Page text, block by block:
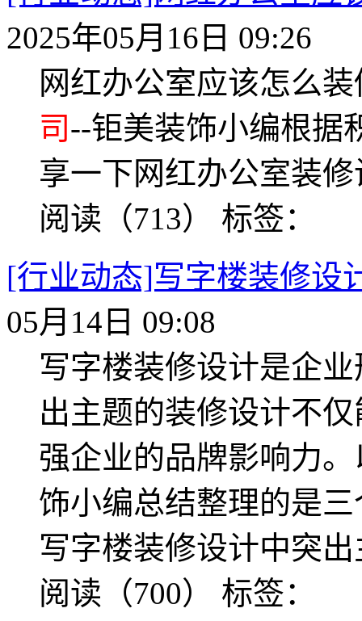
2025年05月16日 09:26
网红办公室应该怎么
司--钜美装饰小编根据
享一下网红办公室装
阅读（713） 标签：
[行业动态]写字楼装修设
05月14日 09:08
写字楼装修设计是企
出主题的装修设计不
强企业的品牌影响力。
饰小编总结整理的是
写字楼装修设计中突
阅读（700） 标签：